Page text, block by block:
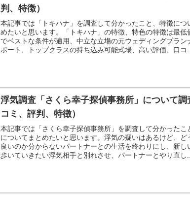
判、特徴）
本記事では「トキハナ」を調査して分かったこと、特徴につ
めたいと思います。「トキハナ」の特徴、特色の特徴は最低
でベストな条件が適用、中立な立場の元ウェディングプラン
ポート、トップクラスの持ち込み可能式場、高い評価、口コ...
浮気調査「さくら幸子探偵事務所」について調
コミ、評判、特徴）
本記事では「さくら幸子探偵事務所」を調査して分かったこ
についてまとめたいと思います。浮気の疑いはあるけど、ど
良いのか分からないパートナーとの生活を終わりにし、新し
歩いていきたい浮気相手と別れさせ、パートナーとやり直し...